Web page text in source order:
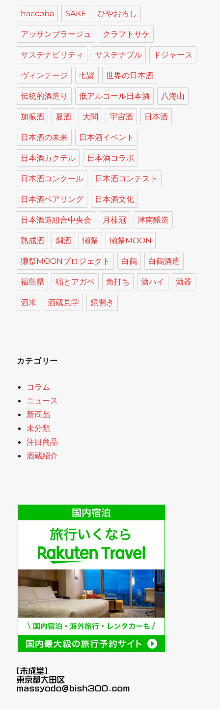
haccoba SAKE ひやおろし
アッサンブラージュ クラフトサケ
サステナビリティ サステナブル ドジャース
ヴィンテージ 七賢 世界の日本酒
伝統的酒造り 低アルコール日本酒 八海山
加振酒 夏酒 大関 宇宙酒 日本酒
日本酒の未来 日本酒イベント
日本酒カクテル 日本酒コラボ
日本酒コンクール 日本酒コンテスト
日本酒ペアリング 日本酒文化
日本酒造組合中央会 月桂冠 津南醸造
熟成酒 燗酒 獺祭 獺祭MOON
獺祭MOONプロジェクト 白鶴 白鶴酒造
福島県 稲とアガベ 角打ち 酒ハイ 酒器
酒米 酒蔵見学 鏡開き
カテゴリー
コラム
ニュース
新商品
未分類
注目商品
酒蔵紹介